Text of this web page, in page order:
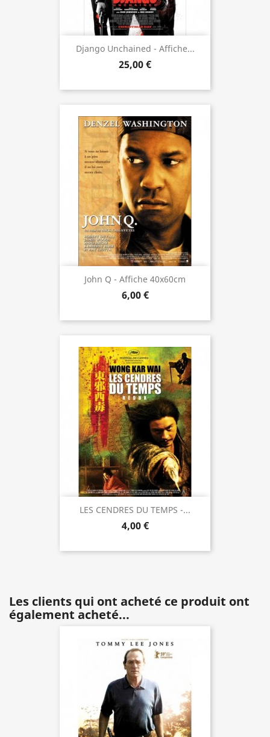
Django Unchained - Affiche...
25,00 €
John Q - Affiche 40x60cm
6,00 €
LES CENDRES DU TEMPS -...
4,00 €
Les clients qui ont acheté ce produit ont
également acheté...